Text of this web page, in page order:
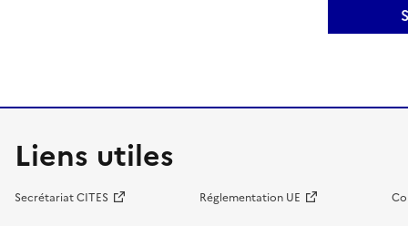
Liens utiles
Secrétariat CITES Réglementation UE